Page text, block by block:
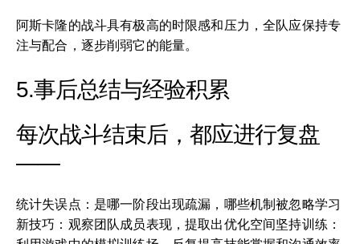
阿斯卡隆的战斗具有极高的时限感和压力，全队应保持专
注与配合，逐步削弱它的能量。
5.事后总结与经验积累
每次战斗结束后，都应进行复盘
——
统计失误点：是哪一阶段出现疏漏，哪些机制被忽略学习
新技巧：观察团队成员表现，提取出优化空间坚持训练：